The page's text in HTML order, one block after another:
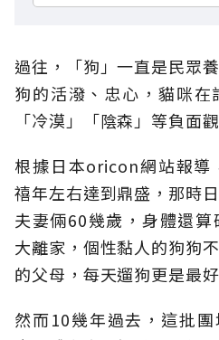
過往，「狗」一直是民眾
狗的活潑、忠心，貓咪
「冷漠」「陰森」等負面
根據日本oricon網站報導
禧年左右達到鼎盛，那時
夫妻倆60幾歲，身體還
大離家，個性黏人的狗狗
的父母，每天遛狗更是最
然而10幾年過去，這批